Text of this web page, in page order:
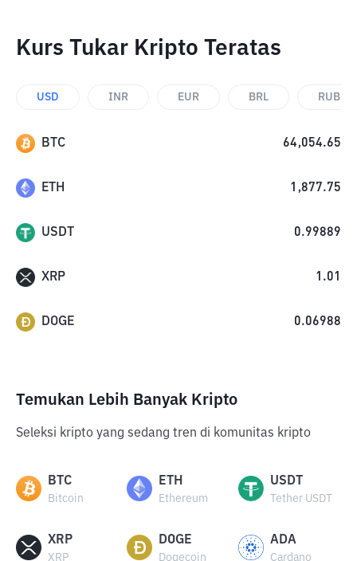
Kurs Tukar Kripto Teratas
USD INR EUR BRL RUB
BTC 64,054.65
ETH 1,877.75
USDT 0.99889
XRP 1.01
DOGE 0.06988
Temukan Lebih Banyak Kripto
Seleksi kripto yang sedang tren di komunitas kripto
BTC
Bitcoin
ETH
Ethereum
USDT
Tether USDT
XRP
XRP
DOGE
Dogecoin
ADA
Cardano